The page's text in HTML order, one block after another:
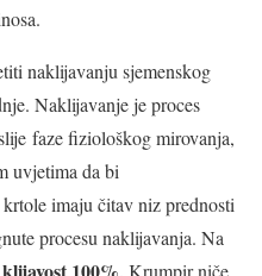
naklijavanju sjemenskog
Naklijavanje je proces
faze fiziološkog mirovanja,
uvjetima da bi
imaju čitav niz prednosti
procesu naklijavanja. Na
klijavost 100%. Krumpir niče